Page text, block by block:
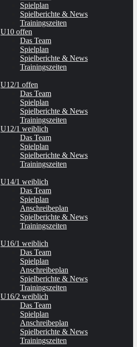
Spielplan
Spielberichte & News
Trainingszeiten
U10 offen
Das Team
Spielplan
Spielberichte & News
Trainingszeiten
U12/1 offen
Das Team
Spielplan
Spielberichte & News
Trainingszeiten
U12/1 weiblich
Das Team
Spielplan
Spielberichte & News
Trainingszeiten
U14/1 weiblich
Das Team
Spielplan
Anschreibeplan
Spielberichte & News
Trainingszeiten
U16/1 weiblich
Das Team
Spielplan
Anschreibeplan
Spielberichte & News
Trainingszeiten
U16/2 weiblich
Das Team
Spielplan
Anschreibeplan
Spielberichte & News
Trainingszeiten